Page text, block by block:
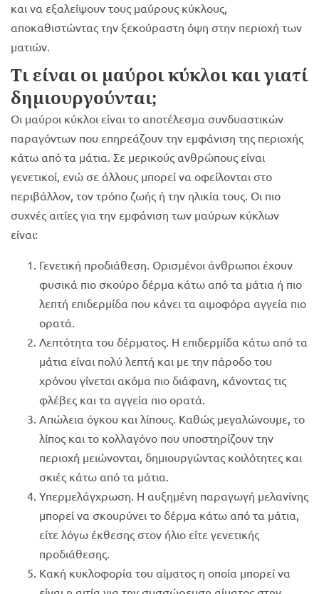
και να εξαλείψουν τους μαύρους κύκλους,
αποκαθιστώντας την ξεκούραστη όψη στην περιοχή των
ματιών.
Τι είναι οι μαύροι κύκλοι και γιατί
δημιουργούνται;
Οι μαύροι κύκλοι είναι το αποτέλεσμα συνδυαστικών
παραγόντων που επηρεάζουν την εμφάνιση της περιοχής
κάτω από τα μάτια. Σε μερικούς ανθρώπους είναι
γενετικοί, ενώ σε άλλους μπορεί να οφείλονται στο
περιβάλλον, τον τρόπο ζωής ή την ηλικία τους. Οι πιο
συχνές αιτίες για την εμφάνιση των μαύρων κύκλων
είναι:
Γενετική προδιάθεση. Ορισμένοι άνθρωποι έχουν
φυσικά πιο σκούρο δέρμα κάτω από τα μάτια ή πιο
λεπτή επιδερμίδα που κάνει τα αιμοφόρα αγγεία πιο
ορατά.
Λεπτότητα του δέρματος. Η επιδερμίδα κάτω από τα
μάτια είναι πολύ λεπτή και με την πάροδο του
χρόνου γίνεται ακόμα πιο διάφανη, κάνοντας τις
φλέβες και τα αγγεία πιο ορατά.
Απώλεια όγκου και λίπους. Καθώς μεγαλώνουμε, το
λίπος και το κολλαγόνο που υποστηρίζουν την
περιοχή μειώνονται, δημιουργώντας κοιλότητες και
σκιές κάτω από τα μάτια.
Υπερμελάγχρωση. Η αυξημένη παραγωγή μελανίνης
μπορεί να σκουρύνει το δέρμα κάτω από τα μάτια,
είτε λόγω έκθεσης στον ήλιο είτε γενετικής
προδιάθεσης.
Κακή κυκλοφορία του αίματος η οποία μπορεί να